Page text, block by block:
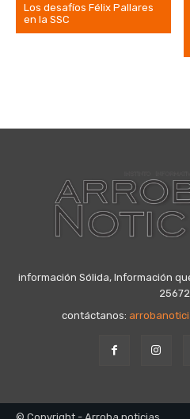
Los desafíos Félix Pallares
en la SSC
información Sólida, Información
contáctanos: